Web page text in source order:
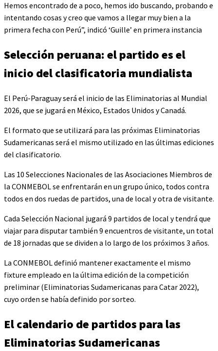
Hemos encontrado de a poco, hemos ido buscando, probando e
intentando cosas y creo que vamos a llegar muy bien a la
primera fecha con Perú”, indicó ‘Guille’ en primera instancia
Selección peruana: el partido es el
inicio del clasificatoria mundialista
El Perú-Paraguay será el inicio de las Eliminatorias al Mundial
2026, que se jugará en México, Estados Unidos y Canadá.
El formato que se utilizará para las próximas Eliminatorias
Sudamericanas será el mismo utilizado en las últimas ediciones
del clasificatorio.
Las 10 Selecciones Nacionales de las Asociaciones Miembros de
la CONMEBOL se enfrentarán en un grupo único, todos contra
todos en dos ruedas de partidos, una de local y otra de visitante.
Cada Selección Nacional jugará 9 partidos de local y tendrá que
viajar para disputar también 9 encuentros de visitante, un total
de 18 jornadas que se dividen a lo largo de los próximos 3 años.
La CONMEBOL definió mantener exactamente el mismo
fixture empleado en la última edición de la competición
preliminar (Eliminatorias Sudamericanas para Catar 2022),
cuyo orden se había definido por sorteo.
El calendario de partidos para las
Eliminatorias Sudamericanas